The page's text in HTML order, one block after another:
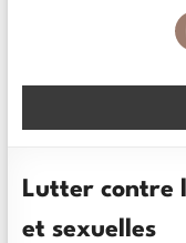
Lutter contre
et sexuelles